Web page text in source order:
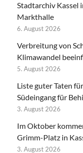
Stadtarchiv Kassel
Markthalle
6. August 2026
Verbreitung von
Klimawandel
5. August 2026
Liste guter Taten
Südeingang für
3. August 2026
Im Oktober
Grimm-Platz in
3. August 2026